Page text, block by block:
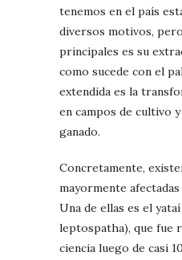
tenemos en el país
diversos motivos,
principales es su
como sucede con el
extendida es la
en campos de cultivo
ganado.
Concretamente,
mayormente
Una de ellas es el
leptospatha), que fue
ciencia luego de casi